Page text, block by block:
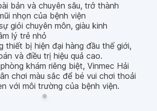
bản và chuyên sâu, trở thành
nhọn của bệnh viện
giỏi chuyên môn, giàu kinh
lý trẻ nhỏ
thiết bị hiện đại hàng đầu thế giới,
và điều trị hiệu quả cao.
khám riêng biệt, Vinmec Hải
chơi màu sắc để bé vui chơi thoải
với môi trường của bệnh viện.